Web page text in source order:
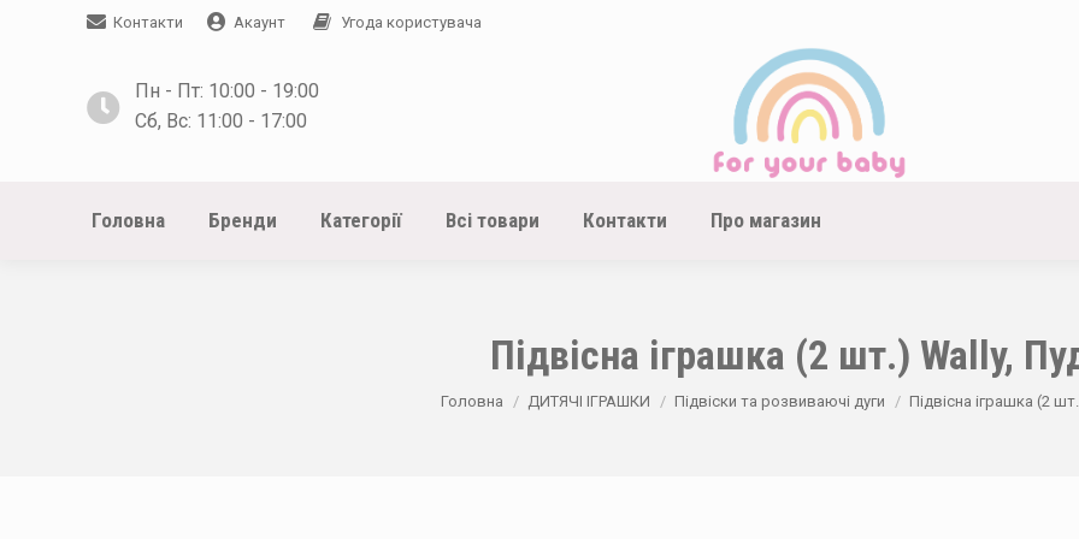
Контакти Акаунт Угода користувача
Пн - Пт: 10:00 - 19:00
Сб, Вс: 11:00 - 17:00
Головна Бренди Категорії Всі товари Контакти Про магазин
Підвісна іграшка (2 шт.) Wally,
You are here:
Головна ДИТЯЧІ ІГРАШКИ Підвіски та розвиваючі дуги Підвісна іграшка (2